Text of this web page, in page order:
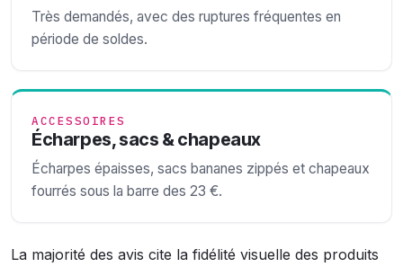
Très demandés, avec des ruptures fréquentes en
période de soldes.
ACCESSOIRES
Écharpes, sacs & chapeaux
Écharpes épaisses, sacs bananes zippés et chapeaux
fourrés sous la barre des 23 €.
La majorité des avis cite la fidélité visuelle des produits